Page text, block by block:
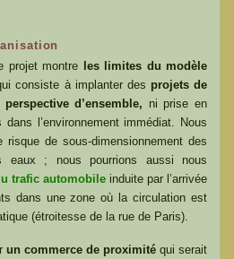
montre les limites du modèle
consiste à implanter des projets de
d’ensemble, ni prise en
l’environnement immédiat. Nous
de sous-dimensionnement des
eaux ; nous pourrions aussi nous
trafic automobile induite par l’arrivée
dans une zone où la circulation est
(étroitesse de la rue de Paris).
un commerce de proximité qui serait